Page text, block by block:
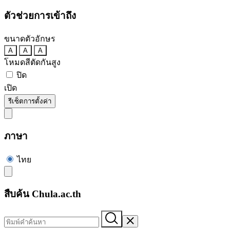
ตัวช่วยการเข้าถึง
ขนาดตัวอักษร
A A A
โหมดสีตัดกันสูง
ปิด
เปิด
รีเซ็ตการตั้งค่า
ภาษา
ไทย
สืบค้น Chula.ac.th